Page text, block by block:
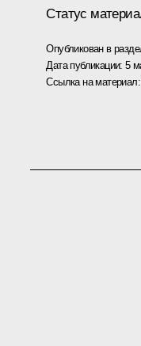
Статус
Опубликован в
Дата публикации:5
Ссылка на материал: